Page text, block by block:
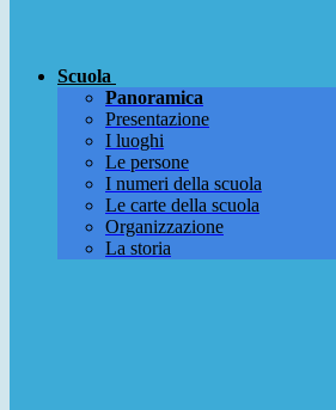
Scuola
Panoramica
Presentazione
I luoghi
Le persone
I numeri della scuola
Le carte della scuola
Organizzazione
La storia